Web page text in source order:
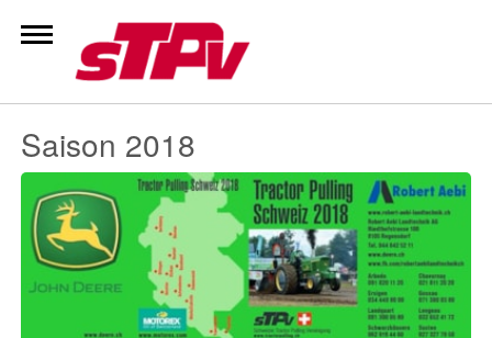
Inhalt
Saison 2018